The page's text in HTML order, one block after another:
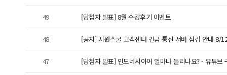
49 [당첨자 발표] 8월 수강후기 이벤트
48 [공지] 시원스쿨 고객센터 긴급 통신 서버 점검 안내 8/
47 [당첨자 발표] 인도네시아어 얼마나 들리나요? - 유튜브